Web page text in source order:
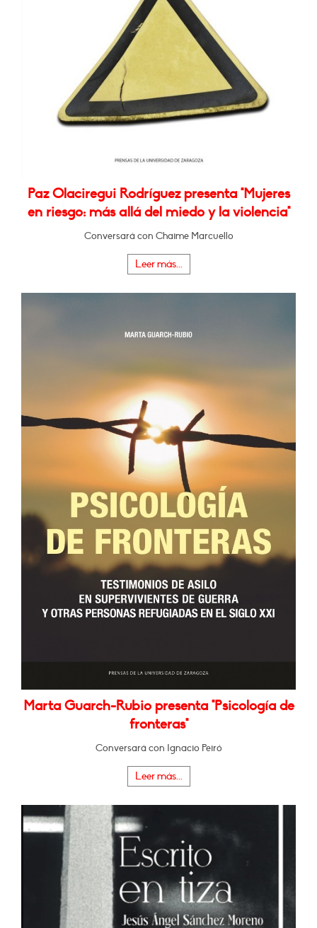
Paz Olaciregui Rodríguez presenta "Mujeres
en riesgo: más allá del miedo y la violencia"
Conversará con Chaime Marcuello
Leer más...
Marta Guarch-Rubio presenta "Psicología de
fronteras"
Conversará con Ignacio Peiró
Leer más...